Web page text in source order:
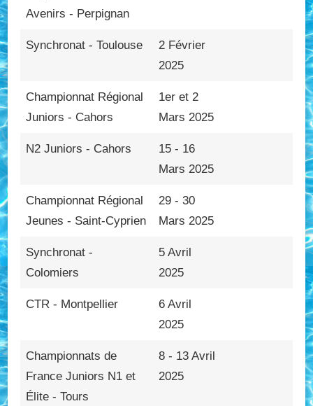
Avenirs - Perpignan
Synchronat - Toulouse
2 Février
2025
Championnat Régional
Juniors - Cahors
1er et 2
Mars 2025
N2 Juniors - Cahors
15 - 16
Mars 2025
Championnat Régional
Jeunes - Saint-Cyprien
29 - 30
Mars 2025
Synchronat -
Colomiers
5 Avril
2025
CTR - Montpellier
6 Avril
2025
Championnats de
France Juniors N1 et
Élite - Tours
8 - 13 Avril
2025